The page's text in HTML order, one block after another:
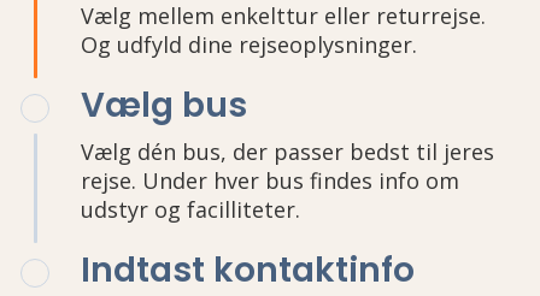
Vælg mellem enkelttur eller returrejse.
Og udfyld dine rejseoplysninger.
Vælg bus
Vælg dén bus, der passer bedst til jeres
rejse. Under hver bus findes info om
udstyr og facilliteter.
Indtast kontaktinfo